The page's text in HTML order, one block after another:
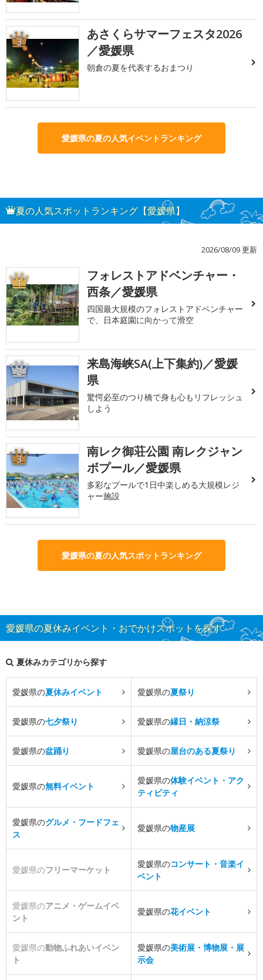
3
あさくらサマーフェスタ2026
／愛媛県
朝倉の夏を代表するおまつり
愛媛県の夏の人気イベントランキング
夏の人気スポットランキング【愛媛県】
2026/08/09 更新
1
フォレストアドベンチャー・
西条／愛媛県
四国最大規模のフォレストアドベンチャー
で、日本庭園に向かって滑空
2
来島海峡SA(上下集約)／愛媛
県
驚愕必至のつり橋で身も心もリフレッシュ
しよう
3
南レク御荘公園 南レクジャン
ボプール／愛媛県
多彩なプールで1日中楽しめる大規模レジ
ャー施設
愛媛県の夏の人気スポットランキング
愛媛県の夏休みイベント・おでかけスポットを探す
夏休みカテゴリから探す
愛媛県の夏休みイベント 愛媛県の夏祭り
愛媛県の七夕祭り 愛媛県の縁日・納涼祭
愛媛県の盆踊り 愛媛県の屋台のある夏祭り
愛媛県の無料イベント
愛媛県の体験イベント・アク
ティビティ
愛媛県のグルメ・フードフェ
ス
愛媛県の物産展
愛媛県のフリーマーケット
愛媛県のコンサート・音楽イ
ベント
愛媛県のアニメ・ゲームイベ
ント
愛媛県の花イベント
愛媛県の動物ふれあいイベン
ト
愛媛県の美術展・博物展・展
示会